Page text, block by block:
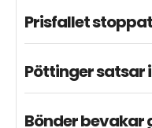
Prisfallet stoppat
Pöttinger satsar
Bönder bevakar